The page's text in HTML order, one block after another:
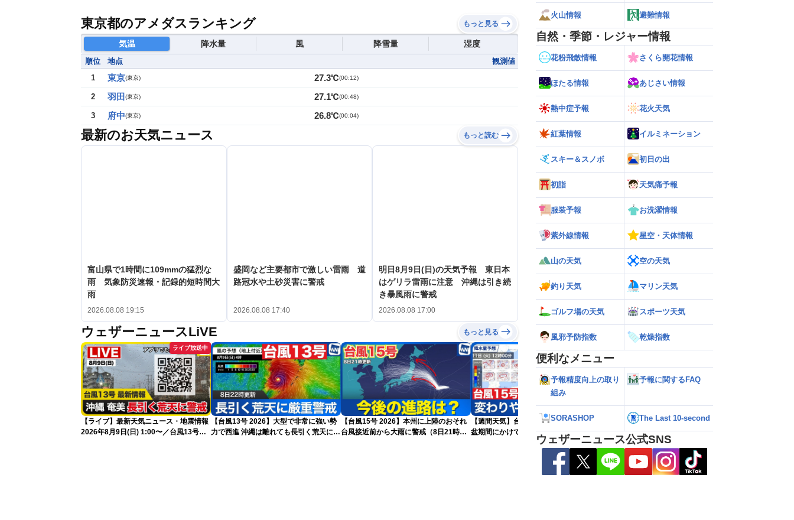
東京都のアメダスランキング もっと見る
気温 降水量 風 降雪量 湿度
順位 地点
観測値
1
東京(東京) 27.3℃(00:12)
2 羽田 (東京) 27.1℃(00:48)
3 府中(東京) 26.8℃(00:04)
最新のお天気ニュース もっと読む
富山県で1時間に109mmの猛烈な
雨 気象防災速報・記録的短時間大
雨
2026.08.08 19:15
盛岡など主要都市で激しい雷雨 道
路冠水や土砂災害に警戒
2026.08.08 17:40
明日8月9日(日)の天気予報 東日本
はゲリラ雷雨に注意 沖縄は引き続
き暴風雨に警戒
2026.08.08 17:00
ウェザーニュースLiVE もっと見る
ライブ放送中
【ライブ】最新天気ニュース・地震情報
2026年8月9日(日) 1:00〜／台風13号・
【台風13号 2026】大型で非常に強い勢
力で西進 沖縄は離れても長引く荒天に厳
【台風15号 2026】本州に上陸のおそれ
台風接近前から大雨に警戒（8日21時更
【週間天気】台風15号の動向に注目 お
盆期間にかけて全国的に変わりやすい天
【ゲリラ雷雨警戒】あす9日(日)も東北や
東日本で激しい雷雨のおそれ 午前中から
雨雲急発達の危険も
火山情報 避難情報
自然・季節・レジャー情報
花粉飛散情報 さくら開花情報
ほたる情報 あじさい情報
熱中症予報 花火天気
紅葉情報 イルミネーション
スキー＆スノボ 初日の出
初詣 天気痛予報
服装予報 お洗濯情報
紫外線情報 星空・天体情報
山の天気 空の天気
釣り天気 マリン天気
ゴルフ場の天気 スポーツ天気
風邪予防指数 乾燥指数
便利なメニュー
予報精度向上の取り
組み
予報に関するFAQ
SORASHOP The Last 10-second
ウェザーニュース公式SNS